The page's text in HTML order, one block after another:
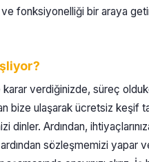
fonksiyonelliği bir araya
verdiğinizde, süreç
bize ulaşarak ücretsiz keşif
dinler. Ardından,
ardından sözleşmemizi